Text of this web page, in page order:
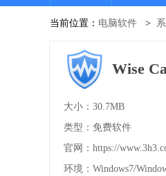
当前位置： 电脑软件
Wise
大小：30.7MB
类型：免费软件
官网： https://
环境：Windows7/